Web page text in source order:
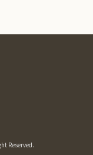
Reserved.